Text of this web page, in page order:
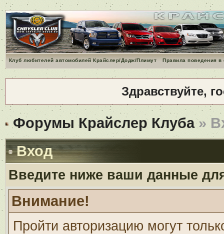
Клуб любителей автомобилей Крайслер/Додж/Плимут Правила поведения
Здравствуйте,
Форумы Крайслер Клуба»
Вход
Введите ниже ваши данные
Внимание!
Пройти авторизацию могут